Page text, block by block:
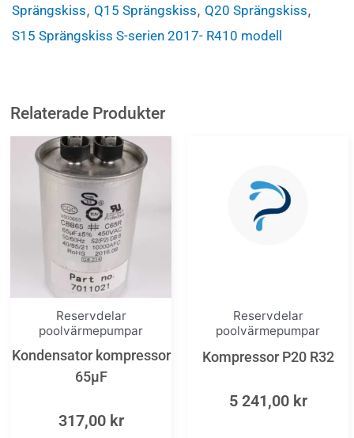
Sprängskiss, Q15 Sprängskiss, Q20 Sprängskiss,
S15 Sprängskiss S-serien 2017- R410 modell
Relaterade Produkter
Reservdelar
poolvärmepumpar
Kondensator kompressor
65µF
317,00 kr
Reservdelar
poolvärmepumpar
Kompressor P20 R32
5 241,00 kr